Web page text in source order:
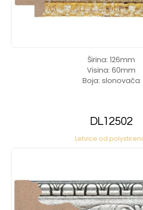
Širina: 126mm
Visina: 60mm
Boja: slonovača
DL12502
Letvice od